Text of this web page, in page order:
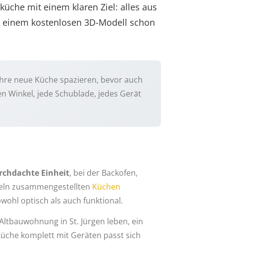
mit einem klaren Ziel: alles aus
kostenlosen 3D-Modell schon
neue Küche spazieren, bevor auch
Winkel, jede Schublade, jedes Gerät
Einheit, bei der Backofen,
zusammengestellten Küchen
optisch als auch funktional.
in St. Jürgen leben, ein
komplett mit Geräten passt sich